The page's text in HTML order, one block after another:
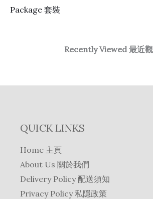
Package 套裝
Recently Viewed 最近
QUICK LINKS
Home 主頁
About Us 關於我們
Delivery Policy 配送須知
Privacy Policy 私隱政策